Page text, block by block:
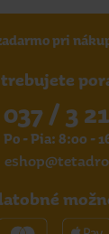
pri
037 / 3
Po - Pia: 8:00 -